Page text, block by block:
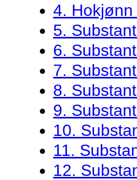
4. Hokjønn
5.
6.
7.
8.
9.
10.
11.
12.